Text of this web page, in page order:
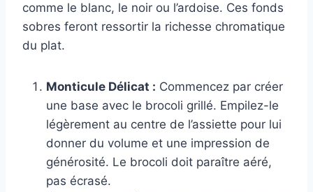
comme le blanc, le noir ou l’ardoise. Ces fonds
sobres feront ressortir la richesse chromatique
du plat.
Monticule Délicat : Commencez par créer
une base avec le brocoli grillé. Empilez-le
légèrement au centre de l’assiette pour lui
donner du volume et une impression de
générosité. Le brocoli doit paraître aéré,
pas écrasé.